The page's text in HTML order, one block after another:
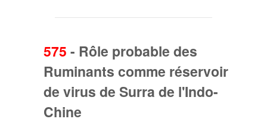
575 - Rôle probable des
Ruminants comme réservoir
de virus de Surra de l'Indo-
Chine